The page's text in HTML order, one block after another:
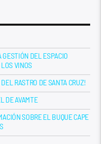
DEL ESPACIO
VINOS
RASTRO DE SANTA CRUZ!
DE AVAMTE
SOBRE EL BUQUE CAPE